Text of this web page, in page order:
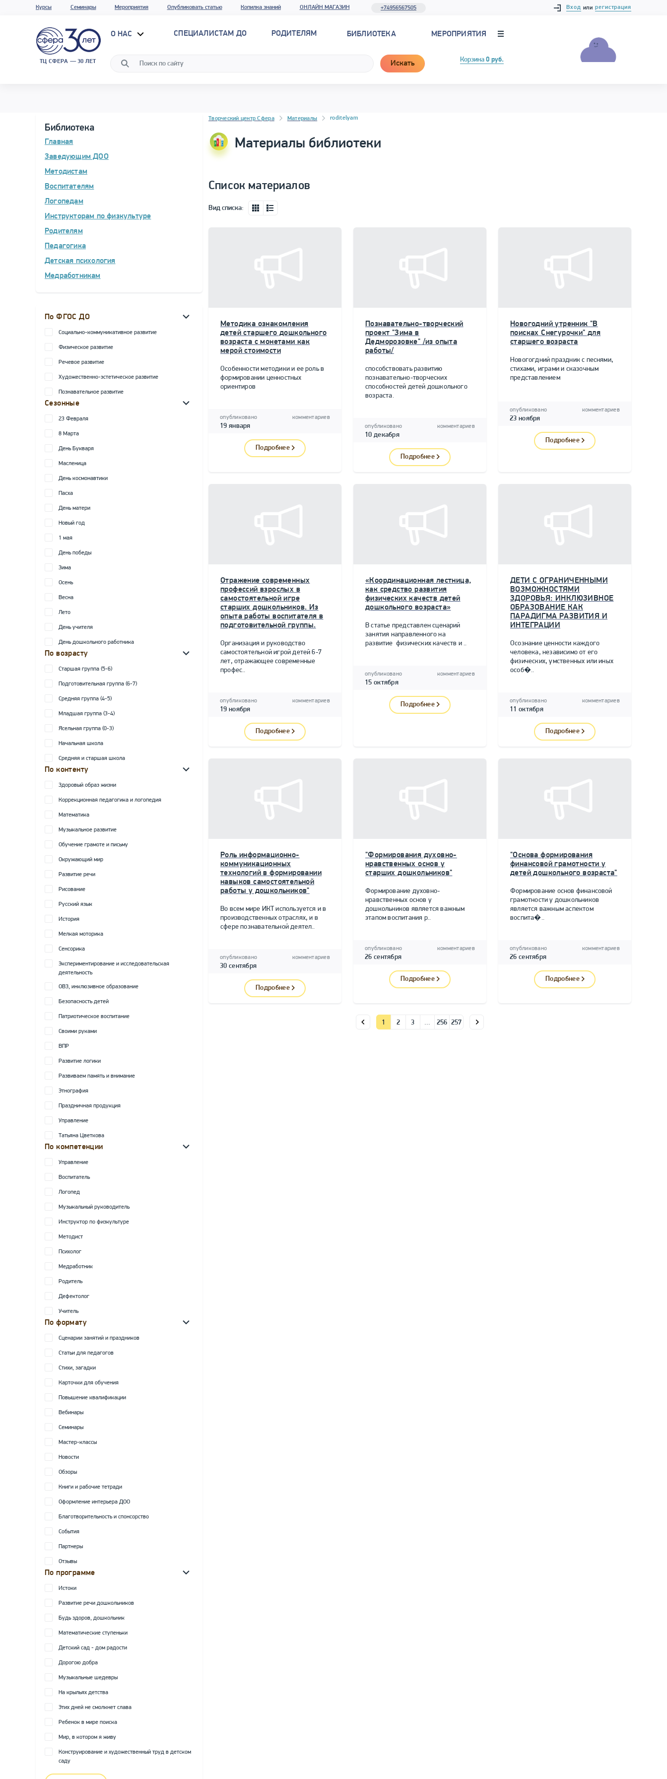
Курсы Семинары Мероприятия Опубликовать статью Копилка знаний ОНЛАЙН МАГАЗИН +74956567505 Вход или регистрация
ТЦ СФЕРА — 30 ЛЕТ
О НАС СПЕЦИАЛИСТАМ ДО РОДИТЕЛЯМ БИБЛИОТЕКА МЕРОПРИЯТИЯ
Искать Корзина 0 руб.
Библиотека
Главная
Заведующим ДОО
Методистам
Воспитателям
Логопедам
Инструкторам по физкультуре
Родителям
Педагогика
Детская психология
Медработникам
По ФГОС ДО
Социально-коммуникативное развитие
Физическое развитие
Речевое развитие
Художественно-эстетическое развитие
Познавательное развитие
Сезонные
23 Февраля
8 Марта
День Букваря
Масленица
День космонавтики
Пасха
День матери
Новый год
1 мая
День победы
Зима
Осень
Весна
Лето
День учителя
День дошкольного работника
По возрасту
Старшая группа (5-6)
Подготовительная группа (6-7)
Средняя группа (4-5)
Младшая группа (3-4)
Ясельная группа (0-3)
Начальная школа
Средняя и старшая школа
По контенту
Здоровый образ жизни
Коррекционная педагогика и логопедия
Математика
Музыкальное развитие
Обучение грамоте и письму
Окружающий мир
Развитие речи
Рисование
Русский язык
История
Мелкая моторика
Сенсорика
Экспериментирование и исследовательская
деятельность
ОВЗ, инклюзивное образование
Безопасность детей
Патриотическое воспитание
Своими руками
ВПР
Развитие логики
Развиваем память и внимание
Этнография
Праздничная продукция
Управление
Татьяна Цветкова
По компетенции
Управление
Воспитатель
Логопед
Музыкальный руководитель
Инструктор по физкультуре
Методист
Психолог
Медработник
Родитель
Дефектолог
Учитель
По формату
Сценарии занятий и праздников
Статьи для педагогов
Стихи, загадки
Карточки для обучения
Повышение квалификации
Вебинары
Семинары
Мастер-классы
Новости
Обзоры
Книги и рабочие тетради
Оформление интерьера ДОО
Благотворительность и спонсорство
События
Партнеры
Отзывы
По программе
Истоки
Развитие речи дошкольников
Будь здоров, дошкольник
Математические ступеньки
Детский сад - дом радости
Дорогою добра
Музыкальные шедевры
На крыльях детства
Этих дней не смолкнет слава
Ребенок в мире поиска
Мир, в котором я живу
Конструирование и художественный труд в детском
саду
Блок новостей
Творческий центр Сфера Материалы roditelyam
Материалы библиотеки
Список материалов
Вид списка:
Методика ознакомления
детей старшего дошкольного
возраста с монетами как
мерой стоимости
Особенности методики и ее роль в
формировании ценностных
ориентиров
опубликовано
19 января
комментариев
Подробнее
Познавательно-творческий
проект "Зима в
Дедморозовке" /из опыта
работы/
способствовать развитию
познавательно-творческих
способностей детей дошкольного
возраста.
опубликовано
10 декабря
комментариев
Подробнее
Новогодний утренник "В
поисках Снегурочки" для
старшего возраста
Новогогдний праздник с песнями,
стихами, играми и сказочным
представлением
опубликовано
23 ноября
комментариев
Подробнее
Отражение современных
профессий взрослых в
самостоятельной игре
старших дошкольников. Из
опыта работы воспитателя в
подготовительной группы.
Организация и руководство
самостоятельной игрой детей 6-7
лет, отражающее современные
профес..
опубликовано
19 ноября
комментариев
Подробнее
«Координационная лестница,
как средство развития
физических качеств детей
дошкольного возраста»
В статье представлен сценарий
занятия направленного на
развитие физических качеств и ..
опубликовано
15 октября
комментариев
Подробнее
ДЕТИ С ОГРАНИЧЕННЫМИ
ВОЗМОЖНОСТЯМИ
ЗДОРОВЬЯ: ИНКЛЮЗИВНОЕ
ОБРАЗОВАНИЕ КАК
ПАРАДИГМА РАЗВИТИЯ И
ИНТЕГРАЦИИ
Осознание ценности каждого
человека, независимо от его
физических, умственных или иных
особ�..
опубликовано
11 октября
комментариев
Подробнее
Роль информационно-
коммуникационных
технологий в формировании
навыков самостоятельной
работы у дошкольников"
Во всем мире ИКТ используется и в
производственных отраслях, и в
сфере познавательной деятел..
опубликовано
30 сентября
комментариев
Подробнее
"Формирования духовно-
нравственных основ у
старших дошкольников"
Формирование духовно-
нравственных основ у
дошкольников является важным
этапом воспитания р..
опубликовано
26 сентября
комментариев
Подробнее
"Основа формирования
финансовой грамотности у
детей дошкольного возраста"
Формирование основ финансовой
грамотности у дошкольников
является важным аспектом
воспита�..
опубликовано
26 сентября
комментариев
Подробнее
1 2 3 … 256 257